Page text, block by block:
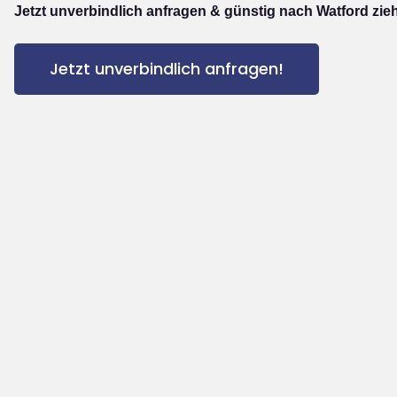
Jetzt unverbindlich anfragen & günstig nach Watford
Jetzt unverbindlich anfragen!